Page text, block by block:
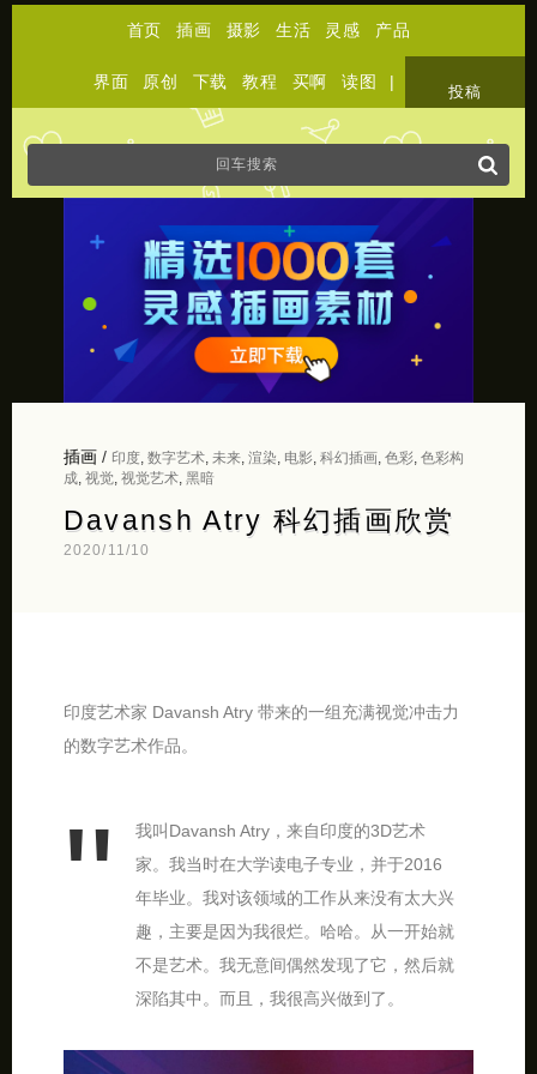
首页 插画 摄影 生活 灵感 产品
界面 原创 下载 教程 买啊 读图 |
投稿
插画/ 印度, 数字艺术, 未来, 渲染 电影, 科幻插画, 色彩, 色彩构
成, 视觉 视觉艺术, 黑暗
Davansh Atry 科幻插画欣赏
2020/11/10
印度艺术家 Davansh Atry 带来的一组充满视觉冲击力
的数字艺术作品。
我叫Davansh Atry，来自印度的3D艺术
家。我当时在大学读电子专业，并于2016
年毕业。我对该领域的工作从来没有太大兴
趣，主要是因为我很烂。哈哈。从一开始就
不是艺术。我无意间偶然发现了它，然后就
深陷其中。而且，我很高兴做到了。